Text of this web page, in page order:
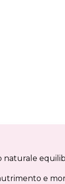
naturale
e